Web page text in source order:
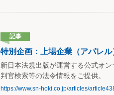
記事
特別企画：上場企業（アパレ
新日本法規出版が運営する公式オ
判官検索等の法令情報をご提供。
https://www.sn-hoki.co.jp/articles/